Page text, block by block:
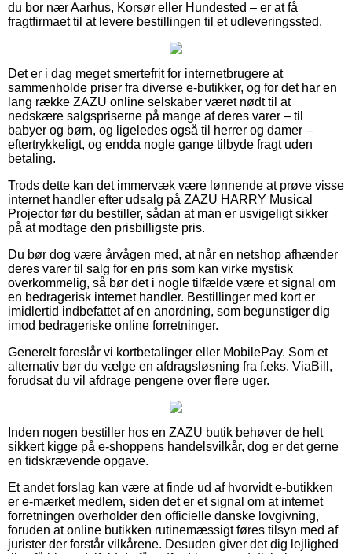
du bor nær Aarhus, Korsør eller Hundested – er at få
fragtfirmaet til at levere bestillingen til et udleveringssted.
Det er i dag meget smertefrit for internetbrugere at
sammenholde priser fra diverse e-butikker, og for det har en
lang række ZAZU online selskaber været nødt til at
nedskære salgspriserne på mange af deres varer – til
babyer og børn, og ligeledes også til herrer og damer –
eftertrykkeligt, og endda nogle gange tilbyde fragt uden
betaling.
Trods dette kan det immervæk være lønnende at prøve visse
internet handler efter udsalg på ZAZU HARRY Musical
Projector før du bestiller, sådan at man er usvigeligt sikker
på at modtage den prisbilligste pris.
Du bør dog være årvågen med, at når en netshop afhænder
deres varer til salg for en pris som kan virke mystisk
overkommelig, så bør det i nogle tilfælde være et signal om
en bedragerisk internet handler. Bestillinger med kort er
imidlertid indbefattet af en anordning, som begunstiger dig
imod bedrageriske online forretninger.
Generelt foreslår vi kortbetalinger eller MobilePay. Som et
alternativ bør du vælge en afdragsløsning fra f.eks. ViaBill,
forudsat du vil afdrage pengene over flere uger.
Inden nogen bestiller hos en ZAZU butik behøver de helt
sikkert kigge på e-shoppens handelsvilkår, dog er det gerne
en tidskrævende opgave.
Et andet forslag kan være at finde ud af hvorvidt e-butikken
er e-mærket medlem, siden det er et signal om at internet
forretningen overholder den officielle danske lovgivning,
foruden at online butikken rutinemæssigt føres tilsyn med af
jurister der forstår vilkårene. Desuden giver det dig lejlighed